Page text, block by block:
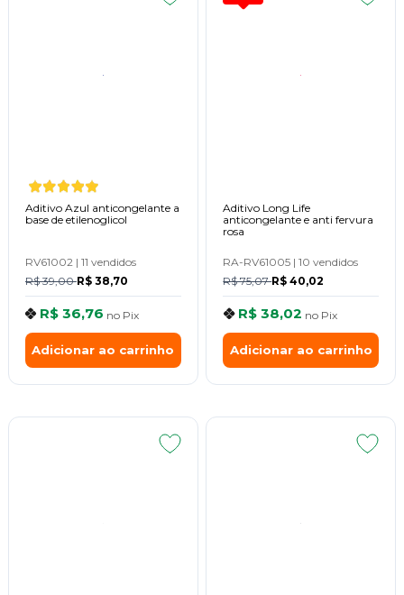
Aditivo Azul anticongelante a
base de etilenoglicol
RV61002 | 11 vendidos
R$ 39,00R$ 38,70
R$ 36,76 no Pix
Adicionar ao carrinho
Aditivo Long Life
anticongelante e anti fervura
rosa
RA-RV61005 | 10 vendidos
R$ 75,07R$ 40,02
R$ 38,02 no Pix
Adicionar ao carrinho